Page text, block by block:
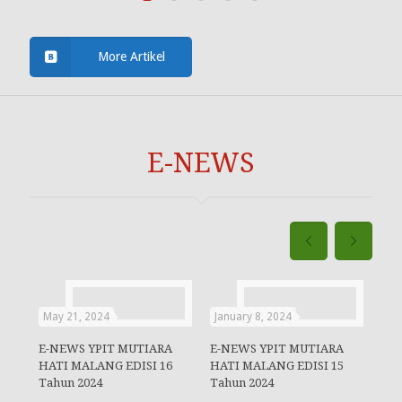
More Artikel
E-NEWS
May 21, 2024
E-NEWS YPIT MUTIARA
HATI MALANG EDISI 16
Tahun 2024
January 8, 2024
E-NEWS YPIT MUTIARA
HATI MALANG EDISI 15
Tahun 2024